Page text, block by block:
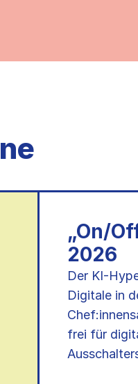
„On/
2026
Der KI-
Digitale in
frei für